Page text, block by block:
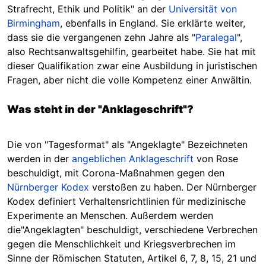
Strafrecht, Ethik und Politik" an der Universität von
Birmingham, ebenfalls in England. Sie erklärte weiter,
dass sie die vergangenen zehn Jahre als "Paralegal",
also Rechtsanwaltsgehilfin, gearbeitet habe. Sie hat mit
dieser Qualifikation zwar eine Ausbildung in juristischen
Fragen, aber nicht die volle Kompetenz einer Anwältin.
Was steht in der "Anklageschrift"?
Die von "Tagesformat" als "Angeklagte" Bezeichneten
werden in der angeblichen Anklageschrift von Rose
beschuldigt, mit Corona-Maßnahmen gegen den
Nürnberger Kodex verstoßen zu haben. Der Nürnberger
Kodex definiert Verhaltensrichtlinien für medizinische
Experimente an Menschen. Außerdem werden
die"Angeklagten" beschuldigt, verschiedene Verbrechen
gegen die Menschlichkeit und Kriegsverbrechen im
Sinne der Römischen Statuten, Artikel 6, 7, 8, 15, 21 und